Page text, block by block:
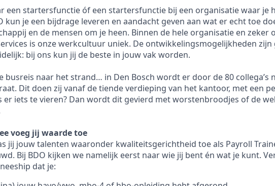
een startersfunctie óf een startersfunctie bij een organisatie waar je
kun je een bijdrage leveren en aandacht geven aan wat er echt toe
en de mensen om je heen. Binnen de hele organisatie en zeker
is onze werkcultuur uniek. De ontwikkelingsmogelijkheden
bij ons kun jij de beste in jouw vak worden.
busreis naar het strand… in Den Bosch wordt er door de 80 collega’s
Dit doen zij vanaf de tiende verdieping van het kantoor, met een
er iets te vieren? Dan wordt dit gevierd met worstenbroodjes of de
voeg jij waarde toe
jij jouw talenten waaronder kwaliteitsgerichtheid toe als Payroll
Bij BDO kijken we namelijk eerst naar wie jij bent én wat je kunt.
dat je: